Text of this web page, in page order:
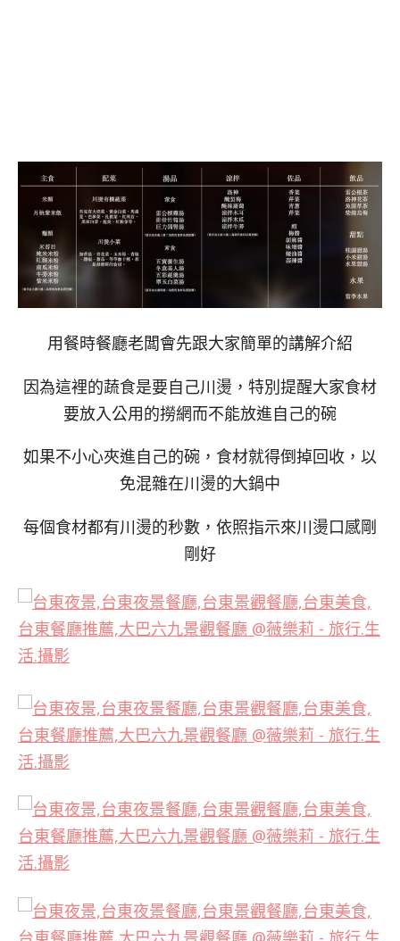
用餐時餐廳老闆會先跟大家簡單的講解介紹
因為這裡的蔬食是要自己川燙，特別提醒大家食材
要放入公用的撈網而不能放進自己的碗
如果不小心夾進自己的碗，食材就得倒掉回收，以
免混雜在川燙的大鍋中
每個食材都有川燙的秒數，依照指示來川燙口感剛
剛好